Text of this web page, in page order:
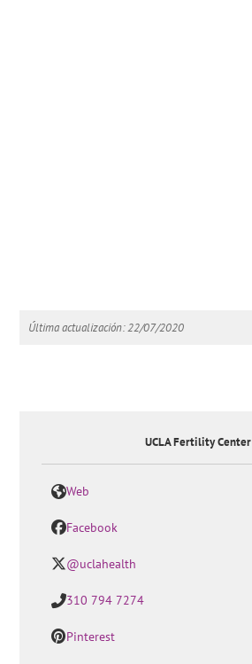
Última actualización: 22/07/2020
UCLA Fertility Center
Web
Facebook
@uclahealth
310 794 7274
Pinterest